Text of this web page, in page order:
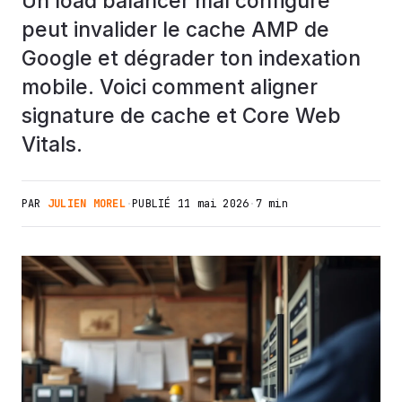
peut invalider le cache AMP de
Google et dégrader ton indexation
mobile. Voici comment aligner
signature de cache et Core Web
Vitals.
PAR JULIEN MOREL·PUBLIÉ 11 mai 2026·7 min